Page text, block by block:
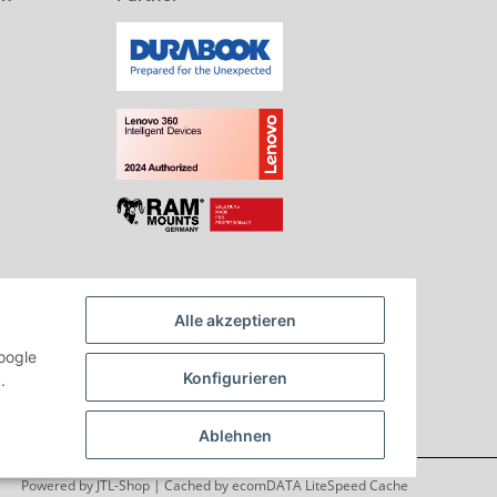
Powered byJTL-Shop| Cached byecomDATA LiteSpeed Cache
Alle akzeptieren
Konfigurieren
Ablehnen